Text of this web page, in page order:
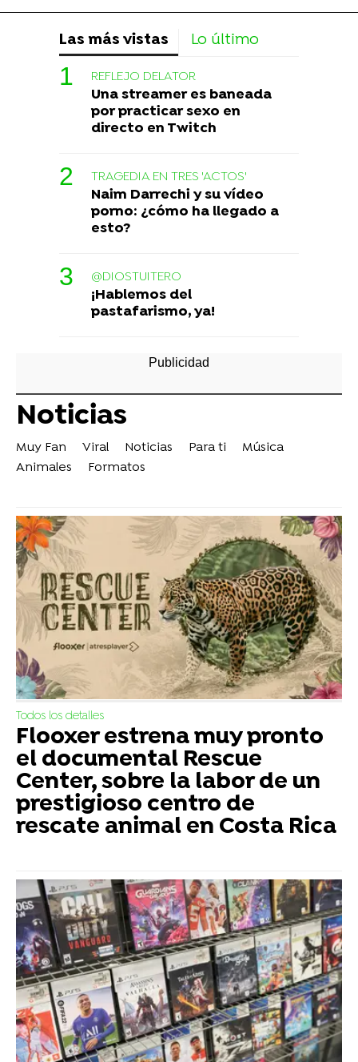
Las más vistas Lo último
REFLEJO DELATOR
Una streamer es baneada
por practicar sexo en
directo en Twitch
TRAGEDIA EN TRES 'ACTOS'
Naim Darrechi y su vídeo
porno: ¿cómo ha llegado a
esto?
@DIOSTUITERO
¡Hablemos del
pastafarismo, ya!
Noticias
Muy Fan Viral Noticias Para ti
Música
Animales
Formatos
Todos los detalles
Flooxer estrena muy pronto
el documental Rescue
Center, sobre la labor de un
prestigioso centro de
rescate animal en Costa Rica